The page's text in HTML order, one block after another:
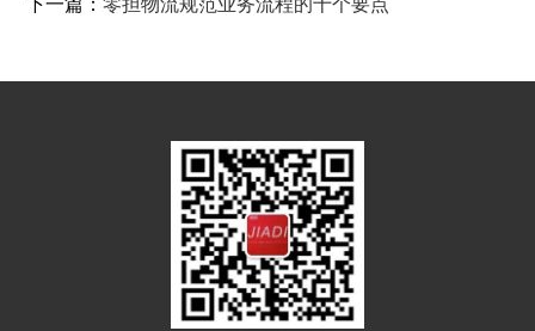
下一篇：零担物流规范业务流程的十个要点